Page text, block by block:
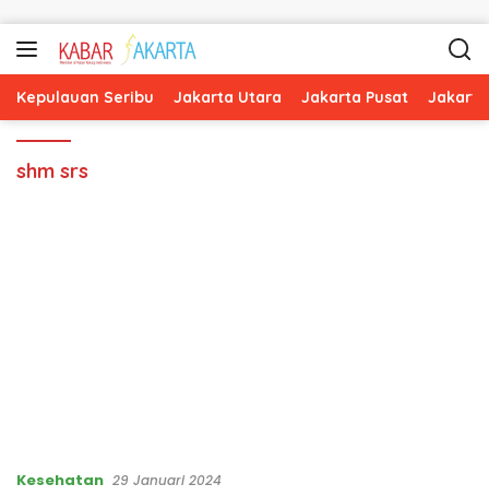
Kepulauan Seribu Jakarta Utara Jakarta Pusat
shm srs
Kesehatan 29 Januari 2024